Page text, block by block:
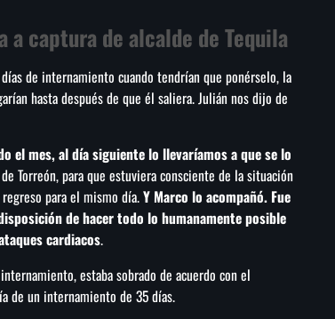
captura de alcalde de Tequila
de internamiento cuando tendrían que ponérselo, la
hasta después de que él saliera. Julián nos dijo de
el mes, al día siguiente lo llevaríamos a que se lo
Torreón, para que estuviera consciente de la situación
para el mismo día.Y Marco lo acompañó. Fue
de hacer todo lo humanamente posible
cardiacos.
estaba sobrado de acuerdo con el
de un internamiento de 35 días.